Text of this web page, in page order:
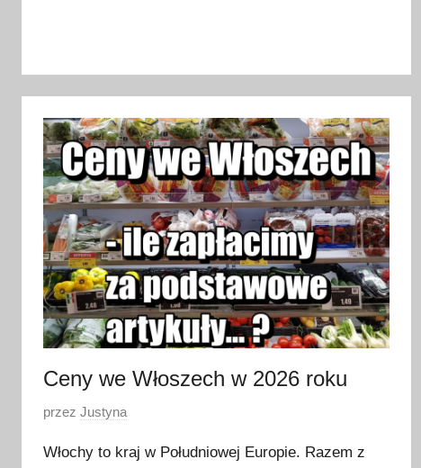
i
e
r
n
i
k
a
2
0
2
Ceny we Włoszech w 2026 roku
O
u
przez Justyna
Włochy to kraj w Południowej Europie. Razem z